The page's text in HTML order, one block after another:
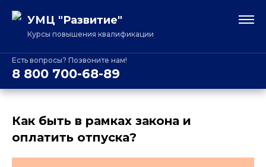
УМЦ "Развитие"
Курсы повышения квалификации
Есть вопросы? Позвоните нам!
8 800 700-68-89
Как быть в рамках закона и
оплатить отпуска?